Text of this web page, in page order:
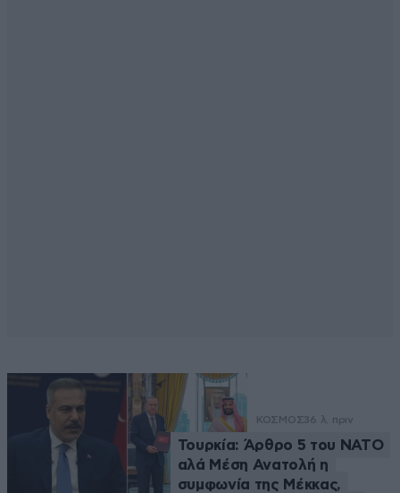
ΚΟΣΜΟΣ36 λ. πριν
Τουρκία: Άρθρο 5 του ΝΑΤΟ
αλά Μέση Ανατολή η
συμφωνία της Μέκκας,